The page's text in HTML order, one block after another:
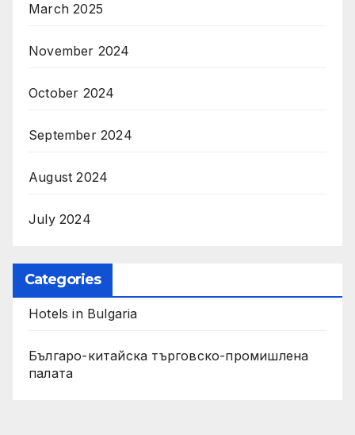
March 2025
November 2024
October 2024
September 2024
August 2024
July 2024
Categories
Hotels in Bulgaria
Българо-китайска търговско-промишлена
палата